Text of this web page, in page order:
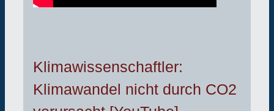
Klimawissenschaftler:
Klimawandel nicht durch CO2